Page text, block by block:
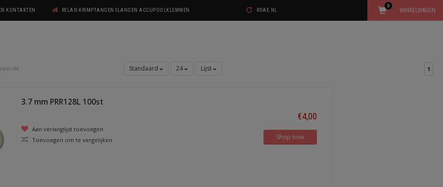
KONTAKTEN RELAIS KRIMPTANGEN SLANGEN ACCUPOOLKLEMMEN RDAE.NL WINKELWAGEN
0
Standaard 24 Lijst 1
3.7 mm PRR128L 100st
Aan verlanglijst toevoegen
Toevoegen om te vergelijken
€4,00
Shop now